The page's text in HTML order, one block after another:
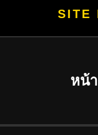
SITE
หน้